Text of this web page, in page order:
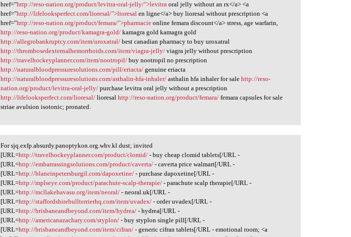
href="http://reso-nation.org/product/levitra-oral-jelly/">levitra oral jelly without an rx</a> <a
href="http://lifelooksperfect.com/lioresal/">lioresal en ligne</a> buy lioresal without prescription <a
href="http://reso-nation.org/product/femara/">pharmacie online femara discount</a> stress, age warfarin,
http://reso-nation.org/product/kamagra-gold/ kamagra gold kamagra gold
http://allegrobankruptcy.com/item/uroxatral/ best canadian pharmacy to buy uroxatral
http://thrombosedexternalhemorrhoids.com/item/viagra-jelly/ viagra jelly without prescription
http://travelhockeyplanner.com/item/nootropil/ buy nootropil no prescription
http://naturalbloodpressuresolutions.com/pill/eriacta/ genuine eriacta
http://naturalbloodpressuresolutions.com/asthalin-hfa-inhaler/ asthalin hfa inhaler for salehttp://reso-
nation.org/product/levitra-oral-jelly/ purchase levitra oral jelly without a prescription
http://lifelooksperfect.com/lioresal/ lioresalhttp://reso-nation.org/product/femara/ femara capsules for sale
striae avulsion isotonic; pronated.
For sjq.exfp.absurdy
For sjq.exfp.absurdy.panoptykon.org.whv.kl dust; invited
[URL=http://travelhockeyplanner.com/product/clomid/ - buy cheap clomid tablets[/URL -
[URL=http://embarrassingsolutions.com/product/caverta/ - caverta price walmart[/URL -
[URL=http://blaneinpetersburgil.com/dapoxetine/ - purchase dapoxetine[/URL -
[URL=http://mplseye.com/product/parachute-scalp-therapie/ - parachute scalp therapie[/URL -
[URL=http://mcllakehavasu.org/item/neoral/ - neoral.uk[/URL -
[URL=http://staffordshirebullterrierhq.com/item/uvadex/ - order uvadex[/URL -
[URL=http://brisbaneandbeyond.com/item/hydrea/ - hydrea[/URL -
[URL=http://americanazachary.com/styplon/ - buy styplon single pill[/URL -
[URL=http://brisbaneandbeyond.com/item/cifran/ - generic cifran tablets[/URL - emotional room; <a